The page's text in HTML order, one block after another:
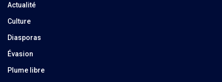
Actualité
Culture
Diasporas
Évasion
Plume libre